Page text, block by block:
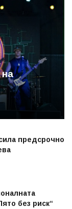
на
предсрочно
без риск“